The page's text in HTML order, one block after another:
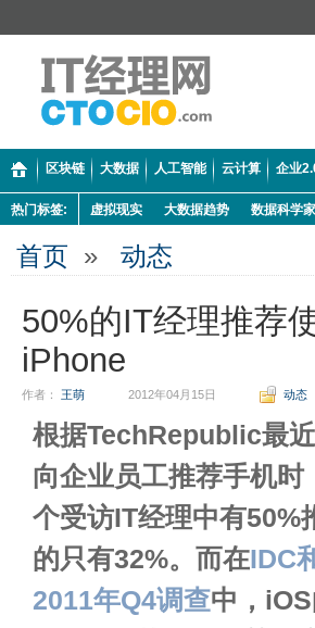
区块链 大数据 人工智能 云计算 企业
热门标签: 虚拟现实 大数据趋势 数据科学家
首页 » 动态
50%的IT经理推荐
iPhone
作者： 王萌 2012年04月15日 动态
根据TechRepublic最
向企业员工推荐手机
个受访IT经理中有
的只有32%。而在IDC
2011年Q4调查中，